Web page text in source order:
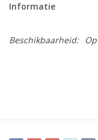
Informatie
Beschikbaarheid: